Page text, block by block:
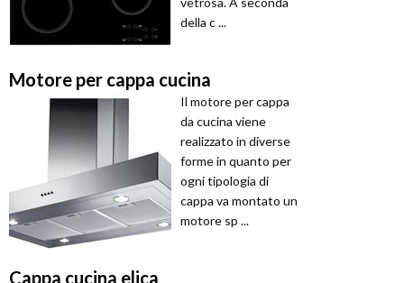
della c ...
Motore per cappa cucina
Il motore per cappa
da cucina viene
realizzato in diverse
forme in quanto per
ogni tipologia di
cappa va montato un
motore sp ...
Cappa cucina elica